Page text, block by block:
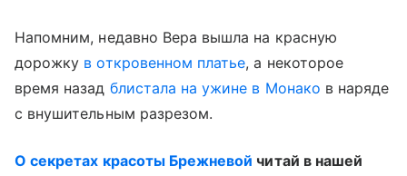
Напомним, недавно Вера вышла на красную
дорожку в откровенном платье, а некоторое
время назад блистала на ужине в Монако в наряде
с внушительным разрезом.
О секретах красоты Брежневой читай в нашей